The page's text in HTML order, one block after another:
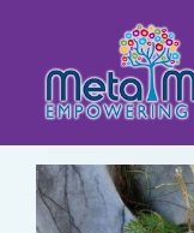
περιεχόμενο